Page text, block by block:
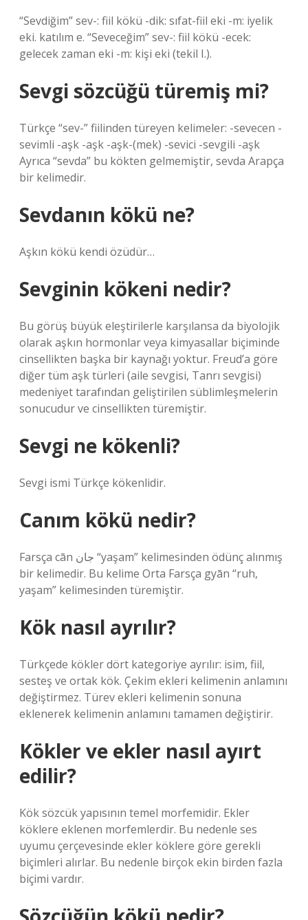
“Sevdiğim” sev-: fiil kökü -dik: sıfat-fiil eki -m: iyelik
eki. katılım e. “Seveceğim” sev-: fiil kökü -ecek:
gelecek zaman eki -m: kişi eki (tekil I.).
Sevgi sözcüğü türemiş mi?
Türkçe “sev-” fiilinden türeyen kelimeler: -sevecen -
sevimli -aşk -aşk -aşk-(mek) -sevici -sevgili -aşk
Ayrıca “sevda” bu kökten gelmemiştir, sevda Arapça
bir kelimedir.
Sevdanın kökü ne?
Aşkın kökü kendi özüdür…
Sevginin kökeni nedir?
Bu görüş büyük eleştirilerle karşılansa da biyolojik
olarak aşkın hormonlar veya kimyasallar biçiminde
cinsellikten başka bir kaynağı yoktur. Freud’a göre
diğer tüm aşk türleri (aile sevgisi, Tanrı sevgisi)
medeniyet tarafından geliştirilen süblimleşmelerin
sonucudur ve cinsellikten türemiştir.
Sevgi ne kökenli?
Sevgi ismi Türkçe kökenlidir.
Canım kökü nedir?
Farsça cān جان “yaşam” kelimesinden ödünç alınmış
bir kelimedir. Bu kelime Orta Farsça gyān “ruh,
yaşam” kelimesinden türemiştir.
Kök nasıl ayrılır?
Türkçede kökler dört kategoriye ayrılır: isim, fiil,
sesteş ve ortak kök. Çekim ekleri kelimenin anlamını
değiştirmez. Türev ekleri kelimenin sonuna
eklenerek kelimenin anlamını tamamen değiştirir.
Kökler ve ekler nasıl ayırt
edilir?
Kök sözcük yapısının temel morfemidir. Ekler
köklere eklenen morfemlerdir. Bu nedenle ses
uyumu çerçevesinde ekler köklere göre gerekli
biçimleri alırlar. Bu nedenle birçok ekin birden fazla
biçimi vardır.